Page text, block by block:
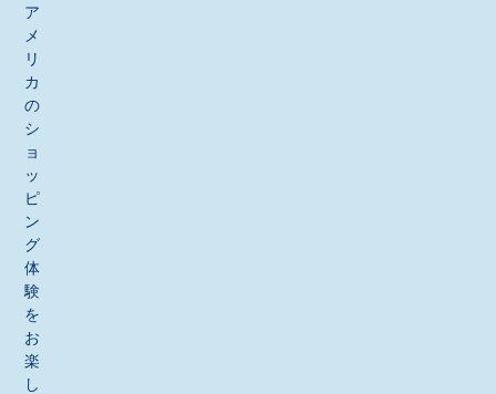
ア
メ
リ
カ
の
シ
ョ
ッ
ピ
ン
グ
体
験
を
お
楽
し